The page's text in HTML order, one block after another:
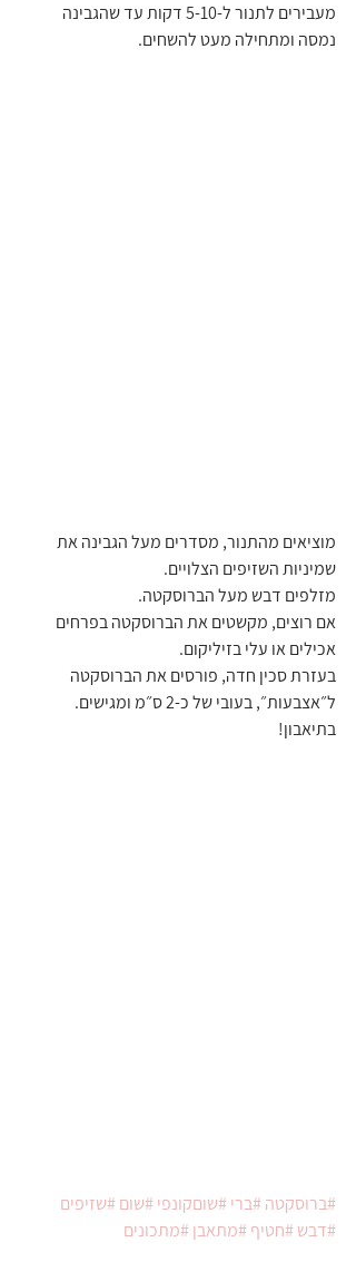
מעבירים לתנור ל-5-10 דקות עד שהגבינה
נמסה ומתחילה מעט להשחים.
מוציאים מהתנור, מסדרים מעל הגבינה את
שמיניות השזיפים הצלויים.
מזלפים דבש מעל הברוסקטה.
אם רוצים, מקשטים את הברוסקטה בפרחים
אכילים או עלי בזיליקום.
בעזרת סכין חדה, פורסים את הברוסקטה
ל״אצבעות״, בעובי של כ-2 ס״מ ומגישים.
בתיאבון!
#ברוסקטה#ברי#שוםקונפי#שום#שזיפים
#דבש#חטיף#מתאבן#מתכונים